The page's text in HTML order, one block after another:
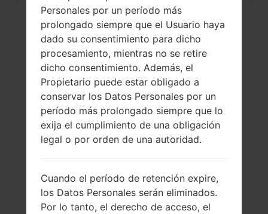
El vídeo
LGD803(LGD803)
akaLG G2 LTE
Personales por un período más
prolongado siempre que el Usuario haya
dado su consentimiento para dicho
procesamiento, mientras no se retire
dicho consentimiento. Además, el
Propietario puede estar obligado a
conservar los Datos Personales por un
período más prolongado siempre que lo
exija el cumplimiento de una obligación
legal o por orden de una autoridad.
Cuando el período de retención expire,
los Datos Personales serán eliminados.
Por lo tanto, el derecho de acceso, el